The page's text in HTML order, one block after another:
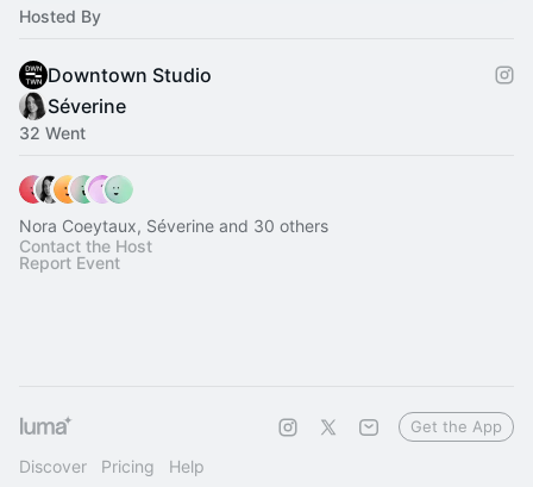
Hosted By
Downtown Studio
Séverine
32 Went
Nora Coeytaux, Séverine and 30 others
Contact the Host
Report Event
Discover Pricing Help
Get the App